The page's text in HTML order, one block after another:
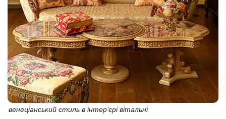
венеціанський стиль в інтер’єрі вітальні